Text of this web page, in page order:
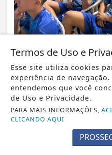
ECONOMIA
Sine tem 523 vagas
Termos de Uso e
Esse site utiliza cookies
experiência de
entendemos que você
de Uso e Privacidade.
PARA MAIS INFORMAÇÕES,
CLICANDO AQUI